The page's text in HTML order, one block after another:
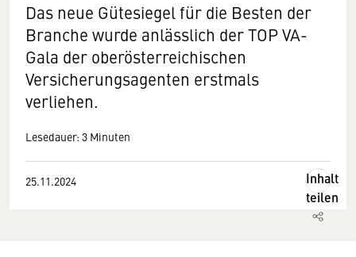
Das neue Gütesiegel für die Besten der
Branche wurde anlässlich der TOP VA-
Gala der oberösterreichischen
Versicherungsagenten erstmals
verliehen.
Lesedauer: 3 Minuten
25.11.2024
Inhalt
teilen